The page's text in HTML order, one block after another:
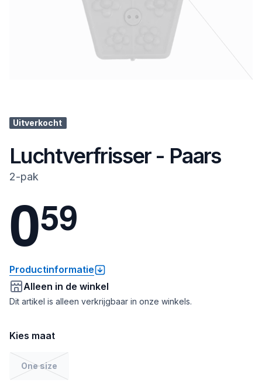
Uitverkocht
Luchtverfrisser - Paars
2-pak
059
Productinformatie
Alleen in de winkel
Dit artikel is alleen verkrijgbaar in onze winkels.
Kies maat
One size